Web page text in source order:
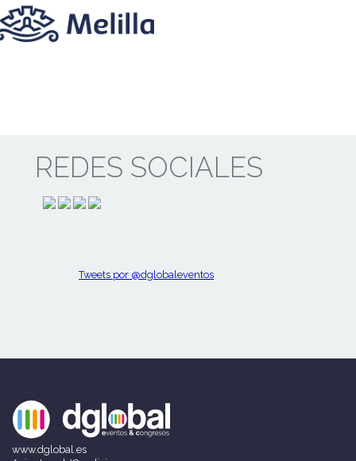
REDES SOCIALES
Tweets por @dglobaleventos
www.dglobal.es